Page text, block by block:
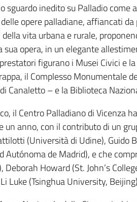
sguardo inedito su Palladio
opere palladiane, affiancati
vita urbana e rurale,
opera, in un elegante
figurano i Musei Civici e
il Complesso Monumentale
Canaletto – e la Biblioteca
il Centro Palladiano di Vicenza
un anno, con il contributo di un
(Università di Udine), Guido
Autónoma de Madrid), e che
Howard (St. John’s
Luke (Tsinghua University,